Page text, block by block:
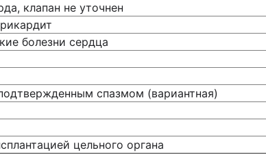
клапан не уточнен
болезни сердца
спазмом (вариантная)
цельного органа